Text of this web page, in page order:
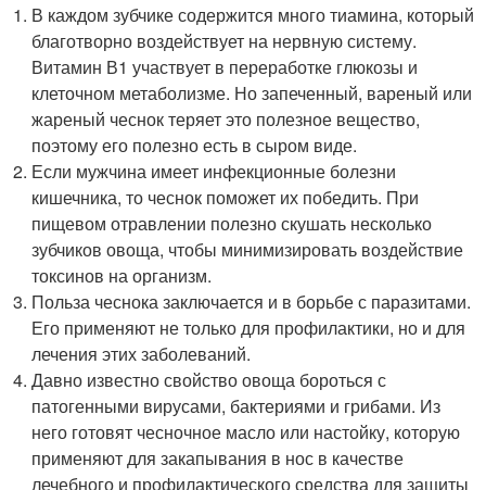
В каждом зубчике содержится много тиамина, который
благотворно воздействует на нервную систему.
Витамин В1 участвует в переработке глюкозы и
клеточном метаболизме. Но запеченный, вареный или
жареный чеснок теряет это полезное вещество,
поэтому его полезно есть в сыром виде.
Если мужчина имеет инфекционные болезни
кишечника, то чеснок поможет их победить. При
пищевом отравлении полезно скушать несколько
зубчиков овоща, чтобы минимизировать воздействие
токсинов на организм.
Польза чеснока заключается и в борьбе с паразитами.
Его применяют не только для профилактики, но и для
лечения этих заболеваний.
Давно известно свойство овоща бороться с
патогенными вирусами, бактериями и грибами. Из
него готовят чесночное масло или настойку, которую
применяют для закапывания в нос в качестве
лечебного и профилактического средства для защиты